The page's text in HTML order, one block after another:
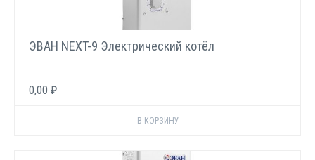
ЭВАН NEXT-9 Электрический котёл
0,00 ₽